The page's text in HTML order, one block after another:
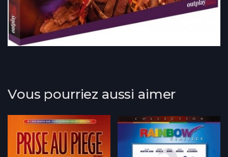
Vous pourriez aussi aimer